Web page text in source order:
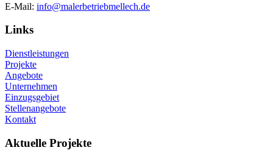
E-Mail: info@malerbetriebmellech.de
Links
Dienstleistungen
Projekte
Angebote
Unternehmen
Einzugsgebiet
Stellenangebote
Kontakt
Aktuelle Projekte